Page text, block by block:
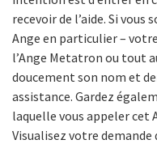
recevoir de l’aide. Si
Ange en particulier –
l’Ange Metatron ou tout
doucement son nom et
assistance. Gardez
laquelle vous appeler
Visualisez votre demande